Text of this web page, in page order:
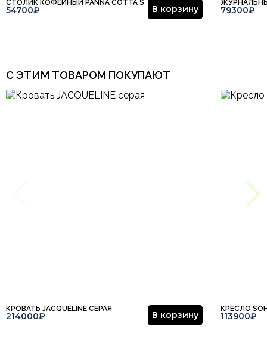
СТОЛИК КОФЕЙНЫЙ PANNA COTTA S
54700₽ В корзину 79300₽
С ЭТИМ ТОВАРОМ ПОКУПАЮТ
КРОВАТЬ JACQUELINE СЕРАЯ
214000₽ В корзину
КРЕСЛО
113900₽